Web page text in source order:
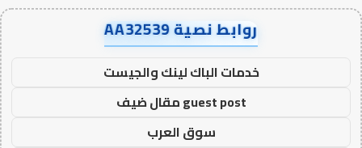
روابط نصية AA32539
خدمات الباك لينك والجيست
guest post مقال ضيف
سوق العرب